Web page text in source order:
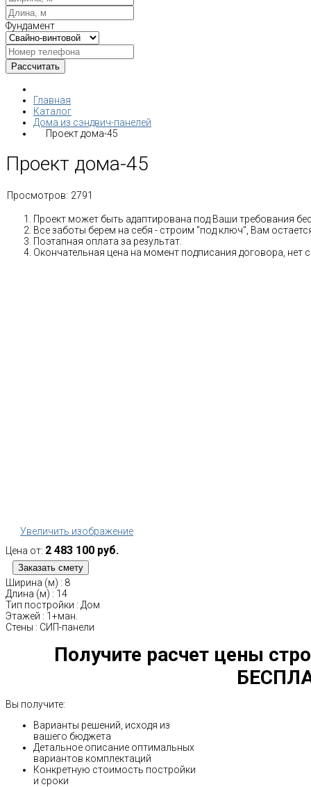
Фундамент
Главная
Каталог
Дома из сэндвич-панелей
Проект дома-45
Проект дома-45
Просмотров: 2791
Проект может быть адаптирована под Ваши требования
Все заботы берем на себя - строим "под ключ", Вам
Поэтапная оплата за результат.
Окончательная цена на момент подписания договора, нет
Увеличить изображение
Цена от: 2 483 100 руб.
Ширина (м) : 8
Длина (м) : 14
Тип постройки : Дом
Этажей : 1+ман.
Стены : СИП-панели
Получите расчет цены
Вы получите:
Варианты решений, исходя из
вашего бюджета
Детальное описание оптимальных
вариантов комплектаций
Конкретную стоимость постройки
и сроки